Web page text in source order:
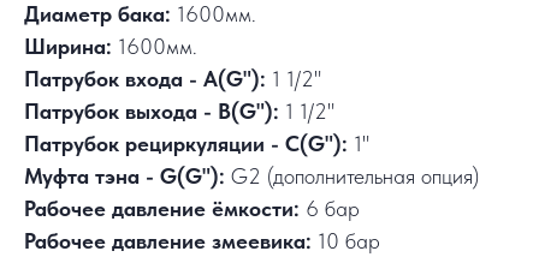
Диаметр бака: 1600мм.
Ширина: 1600мм.
Патрубок входа - А(G"): 1 1/2"
Патрубок выхода - В(G"): 1 1/2"
Патрубок рециркуляции - С(G"): 1"
Муфта тэна - G(G"): G2 (дополнительная опция)
Рабочее давление ёмкости: 6 бар
Рабочее давление змеевика: 10 бар